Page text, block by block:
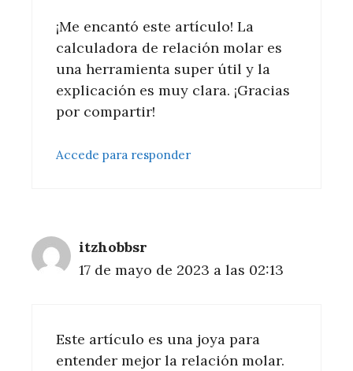
¡Me encantó este artículo! La
calculadora de relación molar es
una herramienta super útil y la
explicación es muy clara. ¡Gracias
por compartir!
Accede para responder
itzhobbsr
17 de mayo de 2023 a las 02:13
Este artículo es una joya para
entender mejor la relación molar.